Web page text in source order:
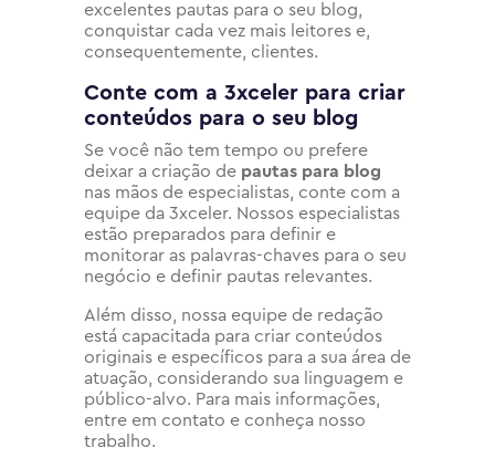
excelentes pautas para o seu blog,
conquistar cada vez mais leitores e,
consequentemente, clientes.
Conte com a 3xceler para criar
conteúdos para o seu blog
Se você não tem tempo ou prefere
deixar a criação de pautas para blog
nas mãos de especialistas, conte com a
equipe da 3xceler. Nossos especialistas
estão preparados para definir e
monitorar as palavras-chaves para o seu
negócio e definir pautas relevantes.
Além disso, nossa equipe de redação
está capacitada para criar conteúdos
originais e específicos para a sua área de
atuação, considerando sua linguagem e
público-alvo. Para mais informações,
entre em contato e conheça nosso
trabalho.